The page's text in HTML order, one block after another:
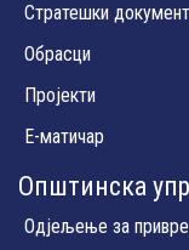
Стратешки
Обрасци
Пројекти
Е-матичар
Општинска
Одјељење за